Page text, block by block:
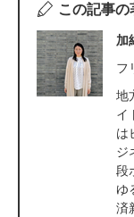
この記事の
加
フ
地
イ
は
ジ
段
ゆ
済